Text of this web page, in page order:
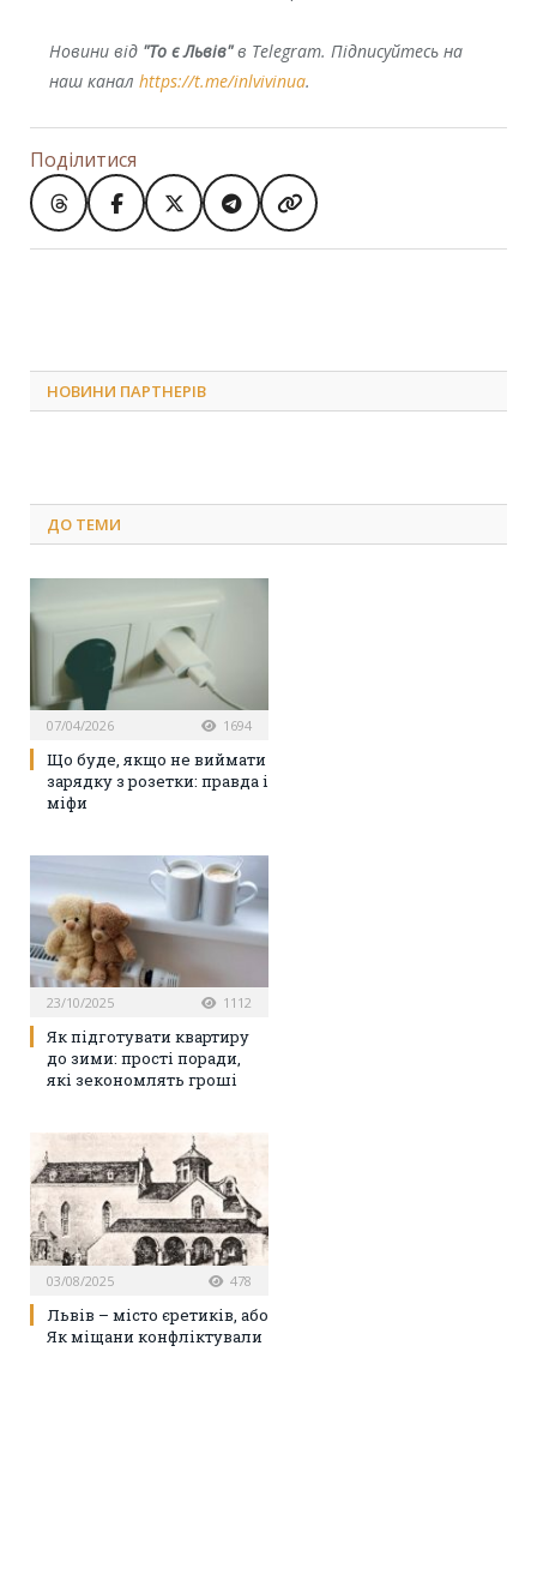
Новини від "То є Львів"в Telegram. Підписуйтесь на
наш канал https://t.me/inlvivinua.
Поділитися
НОВИНИ ПАРТНЕРІВ
ДО ТЕМИ
07/04/2026 1694
Що буде, якщо не виймати
зарядку з розетки: правда і
міфи
23/10/2025 1112
Як підготувати квартиру
до зими: прості поради,
які зекономлять гроші
03/08/2025 478
Львів – місто єретиків, або
Як міщани конфліктували